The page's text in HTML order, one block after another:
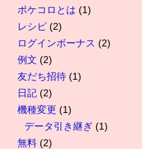
ポケコロとは (1)
レシピ (2)
ログインボーナス (2)
例文 (2)
友だち招待 (1)
日記 (2)
機種変更 (1)
データ引き継ぎ (1)
無料 (2)